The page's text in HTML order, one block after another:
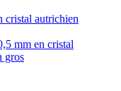
cristal autrichien
mm en cristal
gros